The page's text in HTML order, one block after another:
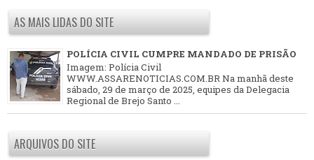
AS MAIS LIDAS DO SITE
POLÍCIA CIVIL CUMPRE MANDADO DE PRISÃO
Imagem: Polícia Civil
WWW.ASSARENOTICIAS.COM.BR Na manhã deste
sábado, 29 de março de 2025, equipes da Delegacia
Regional de Brejo Santo ...
ARQUIVOS DO SITE